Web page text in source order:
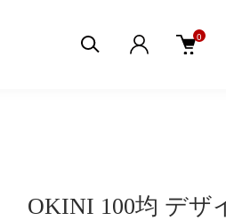
0
OKINI 100均 デザ